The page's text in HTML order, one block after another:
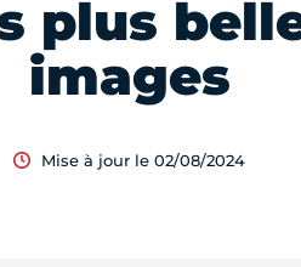
plus
images
Mise à jour le 02/08/2024